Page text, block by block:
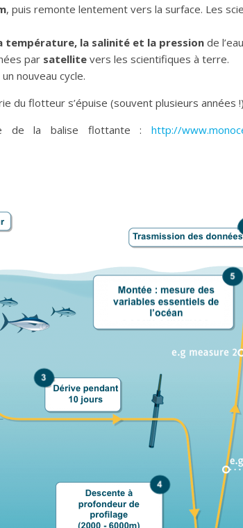
, puis remonte lentement vers la surface. Les
température, la salinité et la pression de
par satellite vers les scientifiques à terre.
nouveau cycle.
du flotteur s’épuise (souvent plusieurs années
de la balise flottante : http://